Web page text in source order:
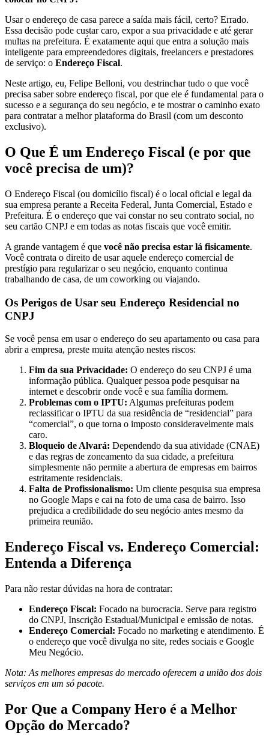
Usar o endereço de casa parece a saída mais fácil, certo? Errado.
Essa decisão pode custar caro, expor a sua privacidade e até gerar
multas na prefeitura. É exatamente aqui que entra a solução mais
inteligente para empreendedores digitais, freelancers e prestadores
de serviço: o Endereço Fiscal.
Neste artigo, eu, Felipe Belloni, vou destrinchar tudo o que você
precisa saber sobre endereço fiscal, por que ele é fundamental para o
sucesso e a segurança do seu negócio, e te mostrar o caminho exato
para contratar a melhor plataforma do Brasil (com um desconto
exclusivo).
O Que É um Endereço Fiscal (e por que
você precisa de um)?
O Endereço Fiscal (ou domicílio fiscal) é o local oficial e legal da
sua empresa perante a Receita Federal, Junta Comercial, Estado e
Prefeitura. É o endereço que vai constar no seu contrato social, no
seu cartão CNPJ e em todas as notas fiscais que você emitir.
A grande vantagem é que você não precisa estar lá fisicamente.
Você contrata o direito de usar aquele endereço comercial de
prestígio para regularizar o seu negócio, enquanto continua
trabalhando de casa, de um coworking ou viajando.
Os Perigos de Usar seu Endereço Residencial no
CNPJ
Se você pensa em usar o endereço do seu apartamento ou casa para
abrir a empresa, preste muita atenção nestes riscos:
Fim da sua Privacidade: O endereço do seu CNPJ é uma
informação pública. Qualquer pessoa pode pesquisar na
internet e descobrir onde você e sua família dormem.
Problemas com o IPTU: Algumas prefeituras podem
reclassificar o IPTU da sua residência de “residencial” para
“comercial”, o que torna o imposto consideravelmente mais
caro.
Bloqueio de Alvará: Dependendo da sua atividade (CNAE)
e das regras de zoneamento da sua cidade, a prefeitura
simplesmente não permite a abertura de empresas em bairros
estritamente residenciais.
Falta de Profissionalismo: Um cliente pesquisa sua empresa
no Google Maps e cai na foto de uma casa de bairro. Isso
prejudica a credibilidade do seu negócio antes mesmo da
primeira reunião.
Endereço Fiscal vs. Endereço Comercial:
Entenda a Diferença
Para não restar dúvidas na hora de contratar:
Endereço Fiscal: Focado na burocracia. Serve para registro
do CNPJ, Inscrição Estadual/Municipal e emissão de notas.
Endereço Comercial: Focado no marketing e atendimento. É
o endereço que você divulga no site, redes sociais e Google
Meu Negócio.
Nota: As melhores empresas do mercado oferecem a união dos dois
serviços em um só pacote.
Por Que a Company Hero é a Melhor
Opção do Mercado?